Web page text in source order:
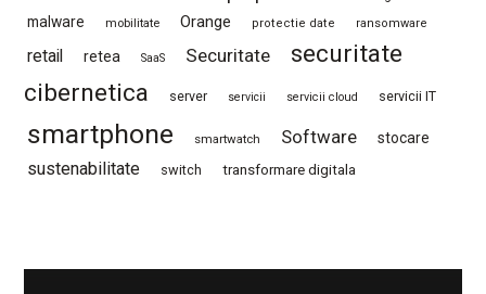
malware mobilitate Orange protectie date ransomware
retail retea SaaS Securitate
securitate
cibernetica
server servicii servicii cloud servicii IT
smartphone smartwatch Software stocare
sustenabilitate switch transformare digitala